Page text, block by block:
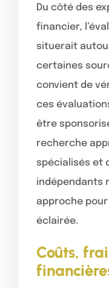
Du côté des
financier,
situerait
certaines
convient de
ces
être
recherche
spécialisés et
indépendants
approche
éclairée.
Coûts,